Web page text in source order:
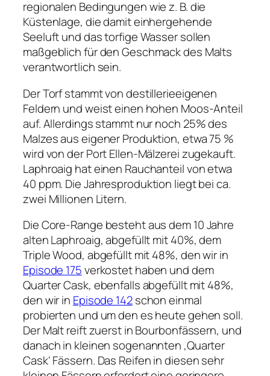
regionalen Bedingungen wie z. B. die
Küstenlage, die damit einhergehende
Seeluft und das torfige Wasser sollen
maßgeblich für den Geschmack des Malts
verantwortlich sein.
Der Torf stammt von destillerieeigenen
Feldern und weist einen hohen Moos-Anteil
auf. Allerdings stammt nur noch 25% des
Malzes aus eigener Produktion, etwa 75 %
wird von der Port Ellen-Mälzerei zugekauft.
Laphroaig hat einen Rauchanteil von etwa
40 ppm. Die Jahresproduktion liegt bei ca.
zwei Millionen Litern.
Die Core-Range besteht aus dem 10 Jahre
alten Laphroaig, abgefüllt mit 40%, dem
Triple Wood, abgefüllt mit 48%, den wir in
Episode 175verkostet haben und dem
Quarter Cask, ebenfalls abgefüllt mit 48%,
den wir in Episode 142schon einmal
probierten und um den es heute gehen soll.
Der Malt reift zuerst in Bourbonfässern, und
danach in kleinen sogenannten ‚Quarter
Cask‘ Fässern. Das Reifen in diesen sehr